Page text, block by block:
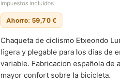
Impuestos incluidos
Ahorro: 59,70 €
Chaqueta de ciclismo Etxeondo
ligera y plegable para los dias de
variable. Fabricacion española de
mayor confort sobre la bicicleta.